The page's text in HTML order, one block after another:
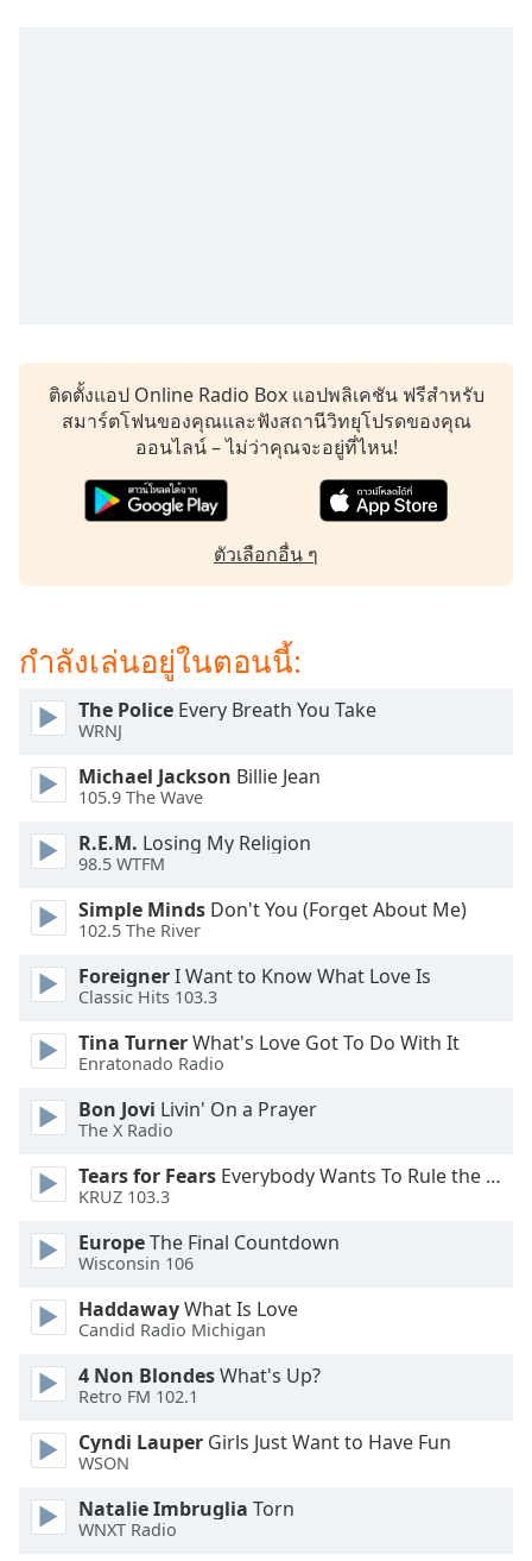
opens
subtitles
settings
selected
Track
in-
Picture
modal
Beginning
dialog
Escape
cancel
and
window.
Text
Background
ติดตั้งแอป Online Radio Box แอปพลิเคชัน ฟรีสำหรับ
สมาร์ตโฟนของคุณและฟังสถานีวิทยุโปรดของคุณ
ออนไลน์ – ไม่ว่าคุณจะอยู่ที่ไหน!
ตัวเลือกอื่น ๆ
กำลังเล่นอยู่ในตอนนี้:
The Police Every Breath You Take
WRNJ
Michael Jackson Billie Jean
105.9 The Wave
R.E.M. Losing My Religion
98.5 WTFM
Simple Minds Don't You (Forget About Me)
102.5 The River
ForeignerI Want to Know What Love Is
Classic Hits 103.3
Tina TurnerWhat's Love Got To Do With It
Enratonado Radio
Bon Jovi Livin' On a Prayer
The X Radio
Tears for Fears Everybody Wants To Rule the World
KRUZ 103.3
EuropeThe Final Countdown
Wisconsin 106
HaddawayWhat Is Love
Candid Radio Michigan
4 Non BlondesWhat's Up?
Retro FM 102.1
Cyndi Lauper Girls Just Want to Have Fun
WSON
Natalie Imbruglia Torn
WNXT Radio